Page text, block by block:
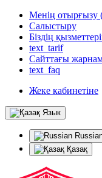
Менің отырғызу
Салыстыру
Біздің
text_tarif
Сайттағы
text_faq
Жеке кабинетіне
Язык
Қазақ